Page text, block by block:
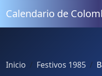
Calendario de
Inicio Festivos 1985